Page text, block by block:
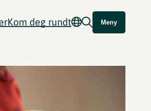
Kom deg rundt Meny